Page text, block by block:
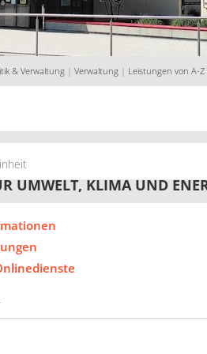
& Verwaltung | Verwaltung | Leistungen von A-Z
UMWELT, KLIMA UND